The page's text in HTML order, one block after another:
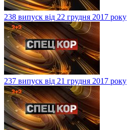
238 випуск від 22 грудня 2017 року
237 випуск від 21 грудня 2017 року